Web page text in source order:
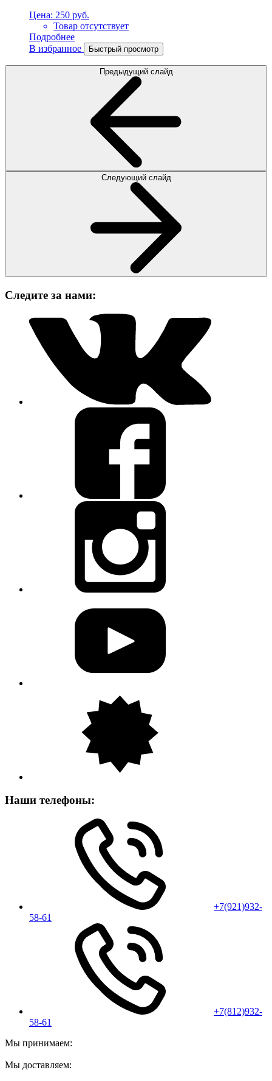
Цена: 250 руб.
Товар отсутствует
Подробнее
В избранное
Быстрый просмотр
Предыдущий слайд
Следующий слайд
Следите за нами:
Наши телефоны:
+7(921)932-
58-61
+7(812)932-
58-61
Мы принимаем:
Мы доставляем: